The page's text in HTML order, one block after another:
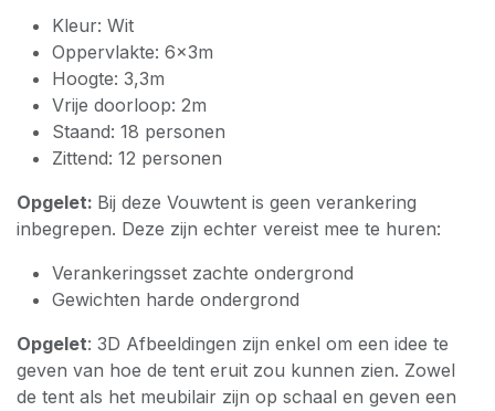
Kleur: Wit
Oppervlakte: 6x3m
Hoogte: 3,3m
Vrije doorloop: 2m
Staand: 18 personen
Zittend: 12 personen
Opgelet: Bij deze Vouwtent is geen verankering
inbegrepen. Deze zijn echter vereist mee te huren:
Verankeringsset zachte ondergrond
Gewichten harde ondergrond
Opgelet: 3D Afbeeldingen zijn enkel om een idee te
geven van hoe de tent eruit zou kunnen zien. Zowel
de tent als het meubilair zijn op schaal en geven een